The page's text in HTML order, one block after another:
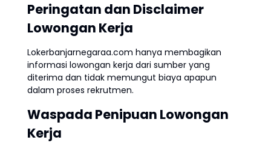
Peringatan dan Disclaimer
Lowongan Kerja
Lokerbanjarnegaraa.com hanya membagikan
informasi lowongan kerja dari sumber yang
diterima dan tidak memungut biaya apapun
dalam proses rekrutmen.
Waspada Penipuan Lowongan
Kerja